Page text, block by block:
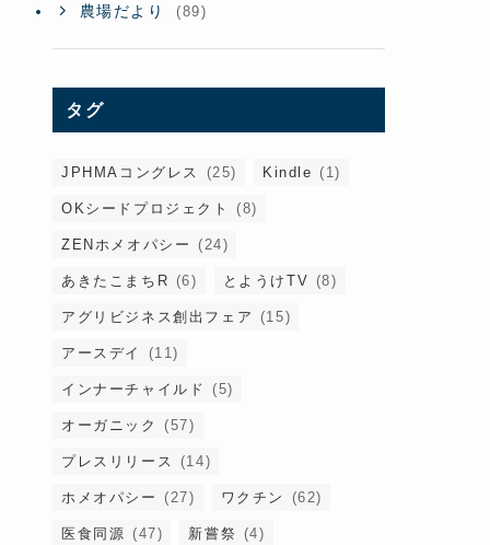
農場だより (89)
タグ
JPHMAコングレス (25) Kindle (1)
OKシードプロジェクト (8)
ZENホメオパシー (24)
あきたこまちR (6) とようけTV (8)
アグリビジネス創出フェア (15)
アースデイ (11)
インナーチャイルド (5)
オーガニック (57)
プレスリリース (14)
ホメオパシー (27) ワクチン (62)
医食同源 (47) 新嘗祭 (4)